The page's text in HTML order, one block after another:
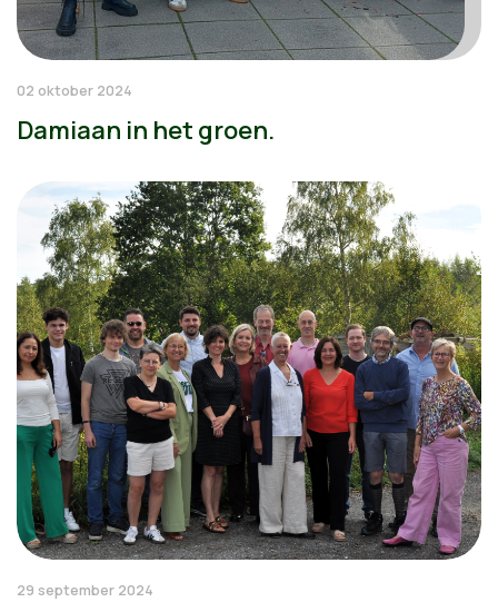
02 oktober 2024
Damiaan in het groen.
29 september 2024